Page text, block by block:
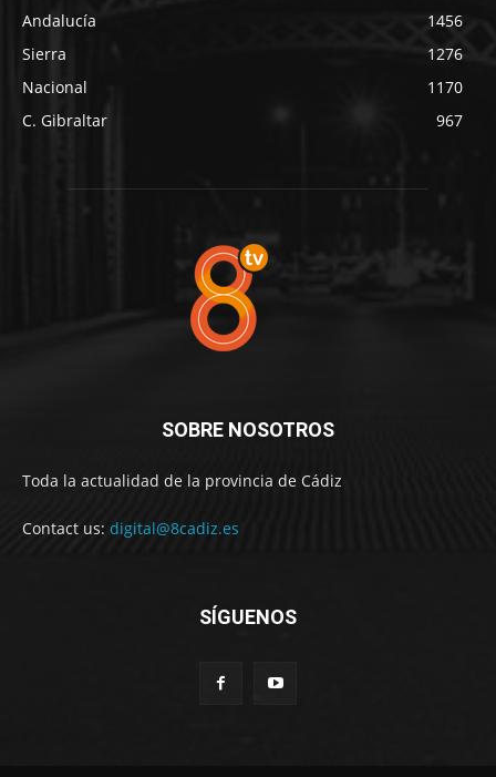
Andalucía
1456
Sierra
1276
Nacional
1170
C. Gibraltar
967
SOBRE NOSOTROS
Toda la actualidad de la provincia de Cádiz
Contact us: digital@8cadiz.es
SÍGUENOS